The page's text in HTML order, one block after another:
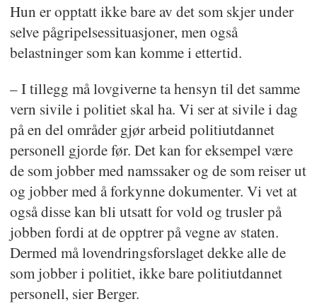
Hun er opptatt ikke bare av det som skjer under
selve pågripelsessituasjoner, men også
belastninger som kan komme i ettertid.
– I tillegg må lovgiverne ta hensyn til det samme
vern sivile i politiet skal ha. Vi ser at sivile i dag
på en del områder gjør arbeid politiutdannet
personell gjorde før. Det kan for eksempel være
de som jobber med namssaker og de som reiser ut
og jobber med å forkynne dokumenter. Vi vet at
også disse kan bli utsatt for vold og trusler på
jobben fordi at de opptrer på vegne av staten.
Dermed må lovendringsforslaget dekke alle de
som jobber i politiet, ikke bare politiutdannet
personell, sier Berger.